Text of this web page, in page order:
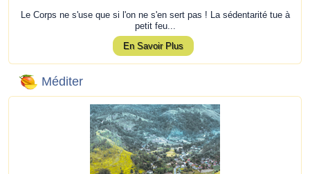
Le Corps ne s'use que si l'on ne s'en sert pas ! La sédentarité tue à
petit feu...
En Savoir Plus
Méditer